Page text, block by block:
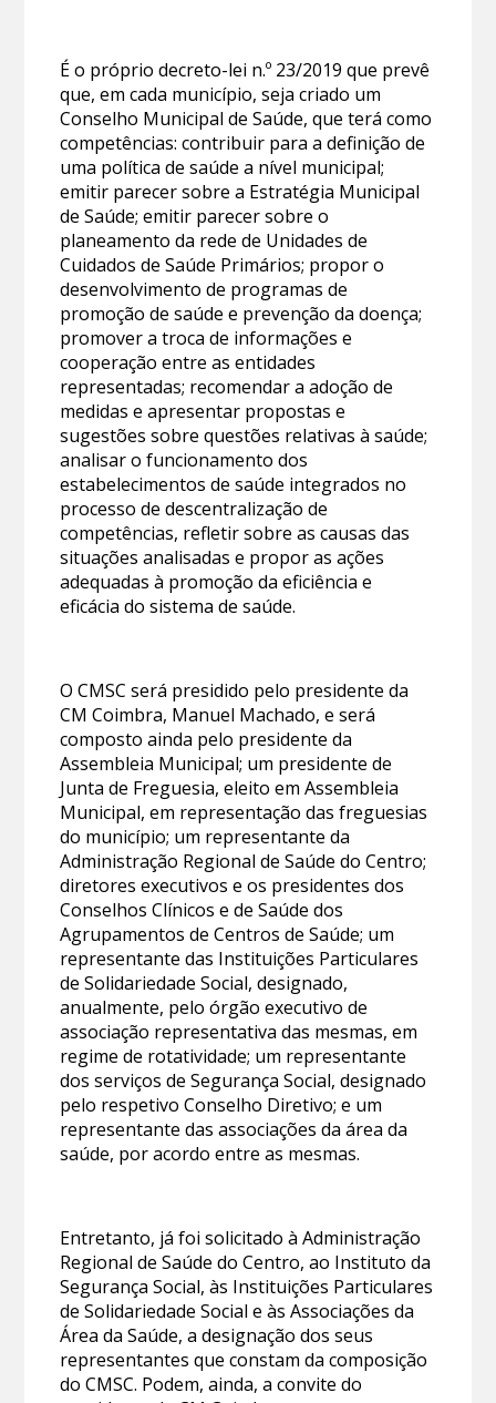
É o próprio decreto-lei n.º 23/2019 que prevê
que, em cada município, seja criado um
Conselho Municipal de Saúde, que terá como
competências: contribuir para a definição de
uma política de saúde a nível municipal;
emitir parecer sobre a Estratégia Municipal
de Saúde; emitir parecer sobre o
planeamento da rede de Unidades de
Cuidados de Saúde Primários; propor o
desenvolvimento de programas de
promoção de saúde e prevenção da doença;
promover a troca de informações e
cooperação entre as entidades
representadas; recomendar a adoção de
medidas e apresentar propostas e
sugestões sobre questões relativas à saúde;
analisar o funcionamento dos
estabelecimentos de saúde integrados no
processo de descentralização de
competências, refletir sobre as causas das
situações analisadas e propor as ações
adequadas à promoção da eficiência e
eficácia do sistema de saúde.
O CMSC será presidido pelo presidente da
CM Coimbra, Manuel Machado, e será
composto ainda pelo presidente da
Assembleia Municipal; um presidente de
Junta de Freguesia, eleito em Assembleia
Municipal, em representação das freguesias
do município; um representante da
Administração Regional de Saúde do Centro;
diretores executivos e os presidentes dos
Conselhos Clínicos e de Saúde dos
Agrupamentos de Centros de Saúde; um
representante das Instituições Particulares
de Solidariedade Social, designado,
anualmente, pelo órgão executivo de
associação representativa das mesmas, em
regime de rotatividade; um representante
dos serviços de Segurança Social, designado
pelo respetivo Conselho Diretivo; e um
representante das associações da área da
saúde, por acordo entre as mesmas.
Entretanto, já foi solicitado à Administração
Regional de Saúde do Centro, ao Instituto da
Segurança Social, às Instituições Particulares
de Solidariedade Social e às Associações da
Área da Saúde, a designação dos seus
representantes que constam da composição
do CMSC. Podem, ainda, a convite do